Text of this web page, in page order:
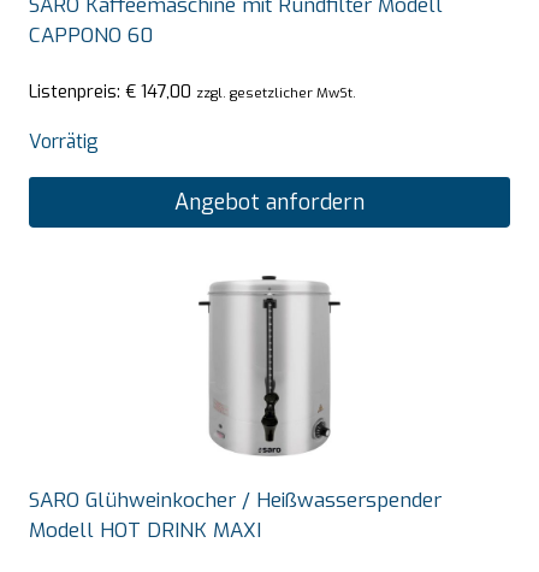
SARO Kaffeemaschine mit Rundfilter Modell
CAPPONO 60
Listenpreis: € 147,00 zzgl. gesetzlicher MwSt.
Vorrätig
Angebot anfordern
SARO Glühweinkocher / Heißwasserspender
Modell HOT DRINK MAXI